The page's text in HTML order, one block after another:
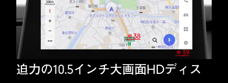
迫力の10.5インチ大画面HDディス
＊38
＊39